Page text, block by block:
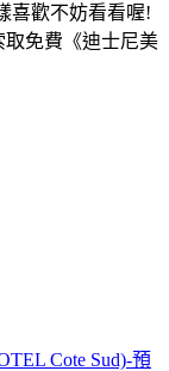
喜歡不妨看看喔!
取免費《迪士尼美
Cote Sud)-預